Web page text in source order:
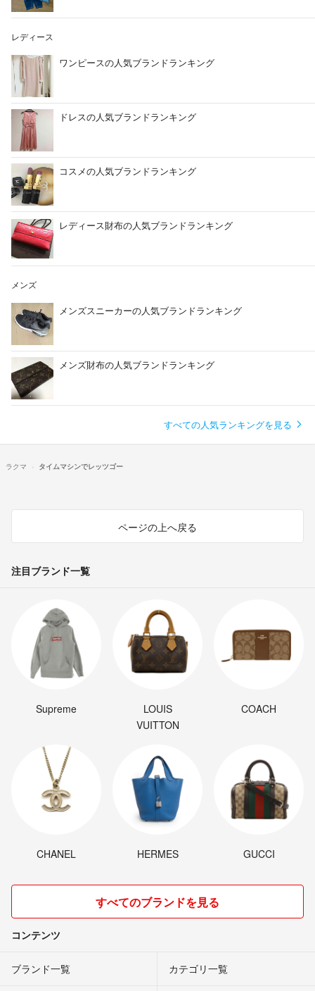
レディース
ワンピースの人気ブランドランキング
ドレスの人気ブランドランキング
コスメの人気ブランドランキング
レディース財布の人気ブランドランキング
メンズ
メンズスニーカーの人気ブランドランキング
メンズ財布の人気ブランドランキング
すべての人気ランキングを見る
ラクマ タイムマシンでレッツゴー
ページの上へ戻る
注目ブランド一覧
Supreme
LOUIS
VUITTON
COACH
CHANEL HERMES GUCCI
すべてのブランドを見る
コンテンツ
ブランド一覧 カテゴリ一覧